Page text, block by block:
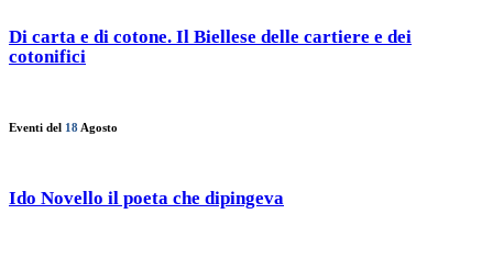
Di carta e di cotone. Il Biellese delle cartiere e dei
cotonifici
Eventi del 18 Agosto
Ido Novello il poeta che dipingeva